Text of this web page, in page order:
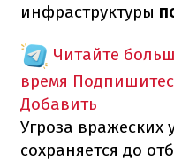
инфраструктуры
Читайте
время
Добавить
Угроза вражеских
сохраняется до